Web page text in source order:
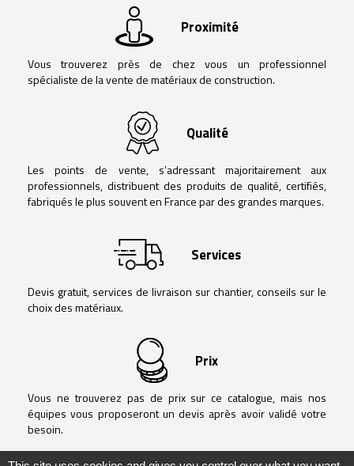
Proximité
Vous trouverez près de chez vous un professionnel
spécialiste de la vente de matériaux de construction.
Qualité
Les points de vente, s’adressant majoritairement aux
professionnels, distribuent des produits de qualité, certifiés,
fabriqués le plus souvent en France par des grandes marques.
Services
Devis gratuit, services de livraison sur chantier, conseils sur le
choix des matériaux.
Prix
Vous ne trouverez pas de prix sur ce catalogue, mais nos
équipes vous proposeront un devis après avoir validé votre
besoin.